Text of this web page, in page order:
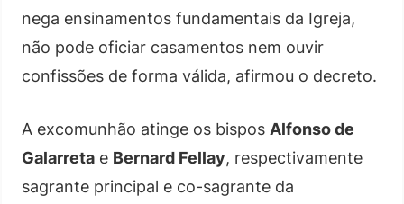
nega ensinamentos fundamentais da Igreja,
não pode oficiar casamentos nem ouvir
confissões de forma válida, afirmou o decreto.
A excomunhão atinge os bispos Alfonso de
Galarreta e Bernard Fellay, respectivamente
sagrante principal e co-sagrante da